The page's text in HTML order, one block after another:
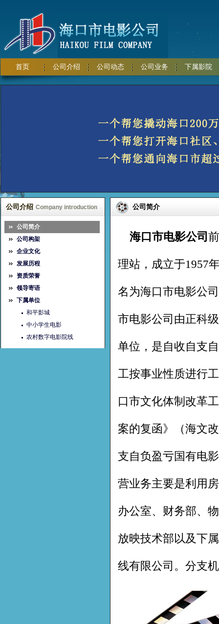
首页 公司介绍 公司动态 公司业务 下属影院
公司介绍 Company introduction
公司简介
公司构架
企业文化
发展历程
资质荣誉
领导寄语
下属单位
和平影城
中小学生电影
农村数字电影院线
公司简介
海口市电影公司
理站，成立于1957
名为海口市电影公
市电影公司由正科
单位，是自收自支
工按事业性质进行
口市文化体制改革
案的复函》（海文
支自负盈亏国有电
营业务主要是利用
办公室、财务部、
放映技术部以及下
线有限公司。分支